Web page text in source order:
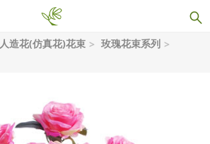
人造花(仿真花)花束
玫瑰花束系列